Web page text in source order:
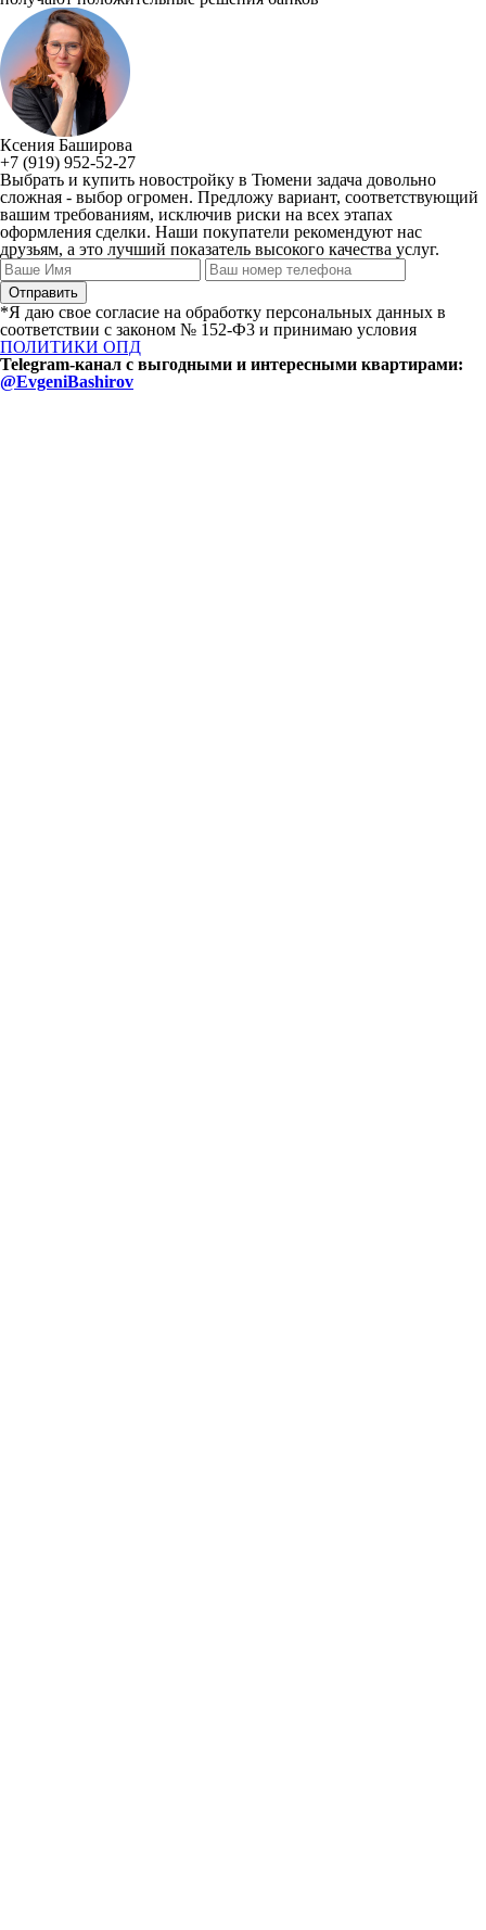
Ксения Баширова
+7 (919) 952-52-27
Выбрать и купить новостройку в Тюмени задача довольно
сложная - выбор огромен. Предложу вариант, соответствующий
вашим требованиям, исключив риски на всех этапах
оформления сделки. Наши покупатели рекомендуют нас
друзьям, а это лучший показатель высокого качества услуг.
*Я даю свое согласие на обработку персональных данных в
соответствии с законом № 152-Ф3 и принимаю условия
ПОЛИТИКИ ОПД
Telegram-канал с выгодными и интересными квартирами:
@EvgeniBashirov